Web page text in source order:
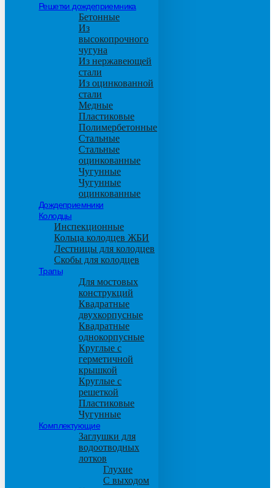
Решетки дождеприемника
Бетонные
Из
высокопрочного
чугуна
Из нержавеющей
стали
Из оцинкованной
стали
Медные
Пластиковые
Полимербетонные
Стальные
Стальные
оцинкованные
Чугунные
Чугунные
оцинкованные
Дождеприемники
Колодцы
Инспекционные
Кольца колодцев ЖБИ
Лестницы для колодцев
Скобы для колодцев
Трапы
Для мостовых
конструкций
Квадратные
двухкорпусные
Квадратные
однокорпусные
Круглые с
герметичной
крышкой
Круглые с
решеткой
Пластиковые
Чугунные
Комплектующие
Заглушки для
водоотводных
лотков
Глухие
С выходом